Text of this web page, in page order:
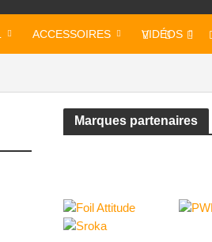
ACCESSOIRES VIDÉOS
Marques partenaires